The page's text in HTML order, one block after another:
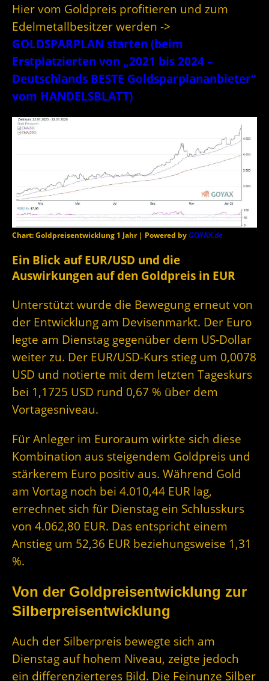
Hier vom Goldpreis profitieren und zum
Edelmetallbesitzer werden ->
GOLDSPARPLAN starten (beim
Erstplatzierten von „2021 bis 2024 –
Deutschlands BESTE Goldsparplananbieter“
vom HANDELSBLATT)
Chart: Goldpreisentwicklung 1 Jahr | Powered byGOYAX.de
Ein Blick auf EUR/USD und die
Auswirkungen auf den Goldpreis in EUR
Unterstützt wurde die Bewegung erneut von
der Entwicklung am Devisenmarkt. Der Euro
legte am Dienstag gegenüber dem US-Dollar
weiter zu. Der EUR/USD-Kurs stieg um 0,0078
USD und notierte mit dem letzten Tageskurs
bei 1,1725 USD rund 0,67 % über dem
Vortagesniveau.
Für Anleger im Euroraum wirkte sich diese
Kombination aus steigendem Goldpreis und
stärkerem Euro positiv aus. Während Gold
am Vortag noch bei 4.010,44 EUR lag,
errechnet sich für Dienstag ein Schlusskurs
von 4.062,80 EUR. Das entspricht einem
Anstieg um 52,36 EUR beziehungsweise 1,31
%.
Von der Goldpreisentwicklung zur
Silberpreisentwicklung
Auch der Silberpreis bewegte sich am
Dienstag auf hohem Niveau, zeigte jedoch
ein differenzierteres Bild. Die Feinunze Silber